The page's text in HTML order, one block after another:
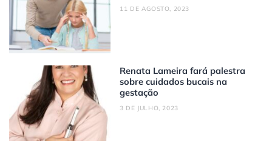
11 DE AGOSTO, 2023
Renata Lameira fará palestra
sobre cuidados bucais na
gestação
3 DE JULHO, 2023